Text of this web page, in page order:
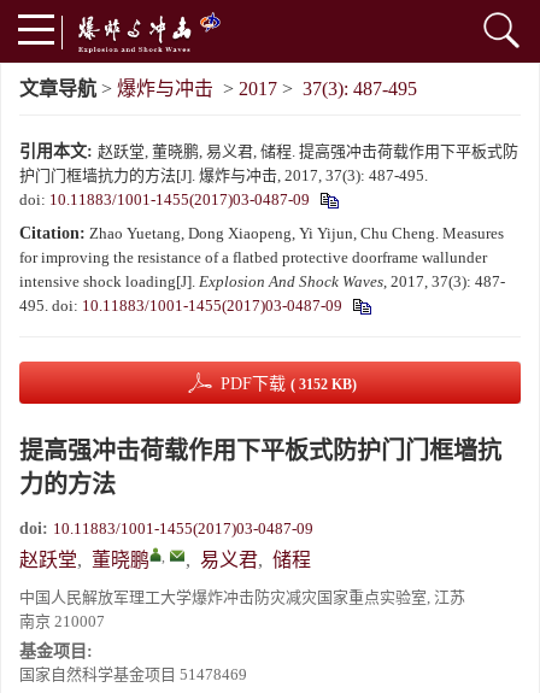
文章导航 > 爆炸与冲击 > 2017 > 37(3): 487-495
引用本文: 赵跃堂, 董晓鹏, 易义君, 储程. 提高强冲击荷载作用下平板式防
护门门框墙抗力的方法[J]. 爆炸与冲击, 2017, 37(3): 487-495.
doi: 10.11883/1001-1455(2017)03-0487-09
Citation: Zhao Yuetang, Dong Xiaopeng, Yi Yijun, Chu Cheng. Measures
for improving the resistance of a flatbed protective doorframe wallunder
intensive shock loading[J]. Explosion And Shock Waves, 2017, 37(3): 487-
495. doi: 10.11883/1001-1455(2017)03-0487-09
PDF下载 ( 3152 KB)
提高强冲击荷载作用下平板式防护门门框墙抗
力的方法
doi: 10.11883/1001-1455(2017)03-0487-09
赵跃堂, 董晓鹏 , , 易义君, 储程
中国人民解放军理工大学爆炸冲击防灾减灾国家重点实验室, 江苏
南京 210007
基金项目:
国家自然科学基金项目 51478469